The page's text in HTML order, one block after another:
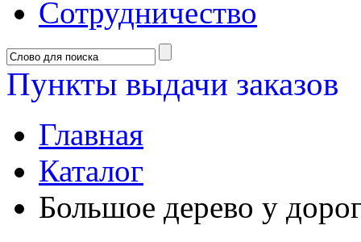
Сотрудничество
Пункты выдачи заказов
Главная
Каталог
Большое дерево у